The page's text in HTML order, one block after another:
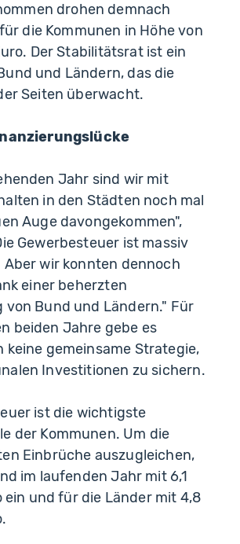
drohen demnach
die Kommunen in Höhe von
Der Stabilitätsrat ist ein
und Ländern, das die
Seiten überwacht.
Jahr sind wir mit
in den Städten noch mal
Auge davongekommen",
Gewerbesteuer ist massiv
wir konnten dennoch
einer beherzten
Bund und Ländern." Für
beiden Jahre gebe es
keine gemeinsame Strategie,
Investitionen zu sichern.
ist die wichtigste
der Kommunen. Um die
Einbrüche auszugleichen,
im laufenden Jahr mit 6,1
ein und für die Länder mit 4,8